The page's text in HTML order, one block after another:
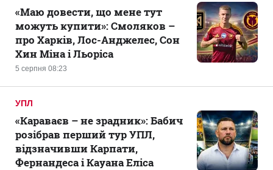
5 серпня 08:23
«Маю довести, що мене тут
можуть купити»: Смоляков –
про Харків, Лос-Анджелес, Сон
Хин Міна і Льоріса
УПЛ
«Караваєв – не зрадник»: Бабич
розібрав перший тур УПЛ,
відзначивши Карпати,
Фернандеса і Кауана Еліса